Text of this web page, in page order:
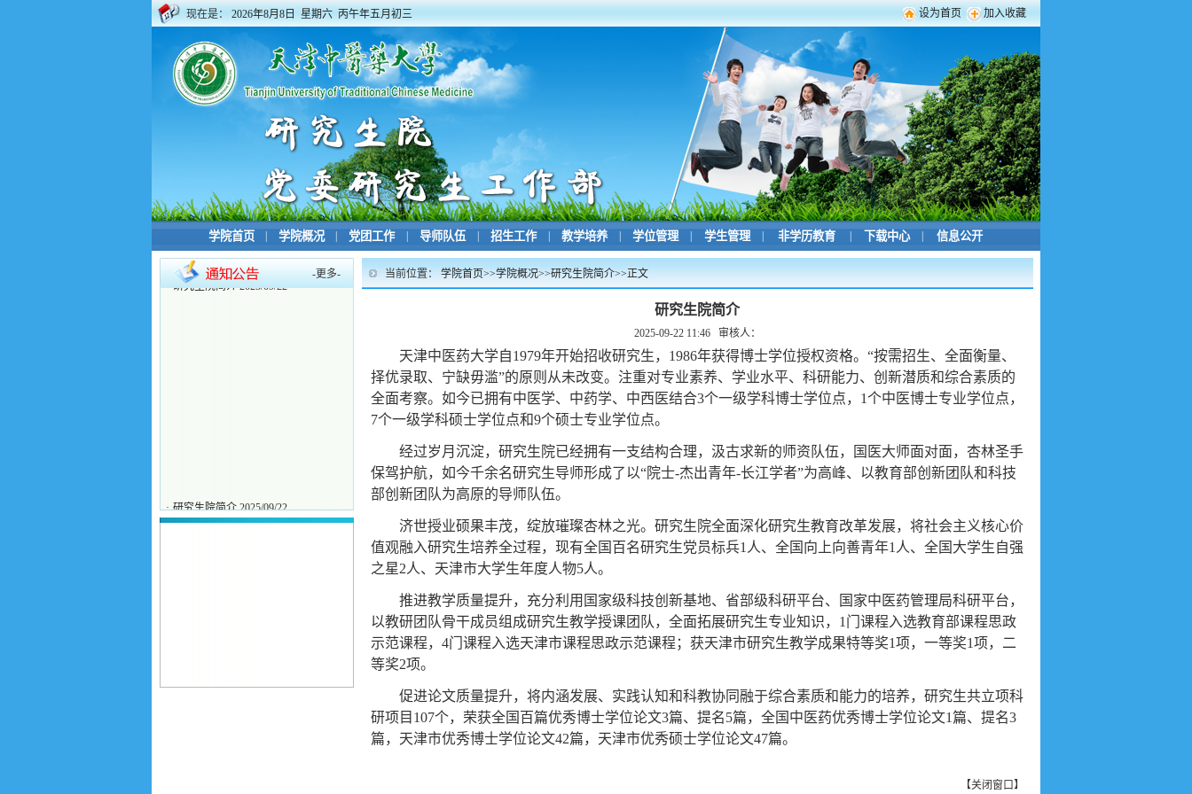
现在是： 2026年8月8日 星期六 丙午年五月初三 设为首页 加入收藏
学院首页 学院概况 党团工作 导师队伍 招生工作 教学培养 学位管理 学生管理 非学历教育 下载中心 信息公开
-更多-
· 研究生院简介 2025/09/22
· 研究生院简介 2025/09/22
当前位置： 学院首页>>学院概况>>研究生院简介>>正文
研究生院简介
2025-09-22 11:46 审核人：
天津中医药大学自1979年开始招收研究生， 1986年获得博士学位授权资格。“按需招生、全面衡量、
择优录取、宁缺毋滥”的原则从未改变。注重对专业素养、学业水平、科研能力、创新潜质和综合素质的
全面考察。如今已拥有中医学、中药学、中西医结合3个一级学科博士学位点，1个中医博士专业学位点，
7个一级学科硕士学位点和9个硕士专业学位点。
经过岁月沉淀，研究生院已经拥有一支结构合理，汲古求新的师资队伍，国医大师面对面，杏林圣手
保驾护航，如今千余名研究生导师形成了以“院士-杰出青年-长江学者”为高峰、以教育部创新团队和科技
部创新团队为高原的导师队伍。
济世授业硕果丰茂，绽放璀璨杏林之光。研究生院全面深化研究生教育改革发展，将社会主义核心价
值观融入研究生培养全过程，现有全国百名研究生党员标兵1人、全国向上向善青年1人、全国大学生自强
之星2人、天津市大学生年度人物5人。
推进教学质量提升，充分利用国家级科技创新基地、省部级科研平台、国家中医药管理局科研平台，
以教研团队骨干成员组成研究生教学授课团队，全面拓展研究生专业知识， 1门课程入选教育部课程思政
示范课程，4门课程入选天津市课程思政示范课程；获天津市研究生教学成果特等奖1项，一等奖1项，二
等奖2项。
促进论文质量提升，将内涵发展、实践认知和科教协同融于综合素质和能力的培养，研究生共立项科
研项目 107个，荣获全国百篇优秀博士学位论文3篇、提名5篇，全国中医药优秀博士学位论文1篇、提名3
篇，天津市优秀博士学位论文42篇，天津市优秀硕士学位论文47篇。
【关闭窗口】